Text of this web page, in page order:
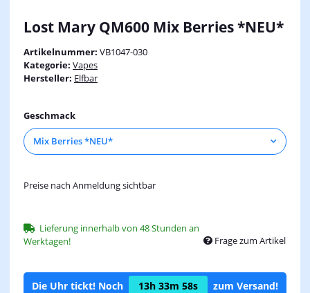
Lost Mary QM600 Mix Berries *NEU*
Artikelnummer: VB1047-030
Kategorie: Vapes
Hersteller: Elfbar
Geschmack
Mix Berries *NEU*
Preise nach Anmeldung sichtbar
Lieferung innerhalb von 48 Stunden an
Werktagen!
Frage zum Artikel
Die Uhr tickt! Noch 13h 33m 58s zum Versand!